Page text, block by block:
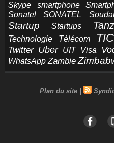
Skype
smartphone
Sonatel
SONATEL
Startup Startups
Technologie
Télécom TIC
Twitter Uber UIT Visa
WhatsApp Zambie
Plan du site |